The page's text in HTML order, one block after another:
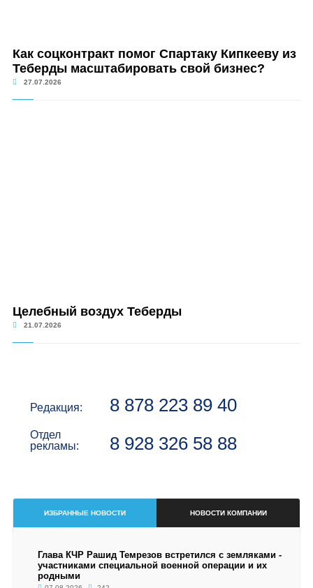
Как соцконтракт помог Спартаку Кипкееву из
Теберды масштабировать свой бизнес?
27.07.2026
Целебный воздух Теберды
21.07.2026
Редакция: 8 878 223 89 40
Отдел
рекламы:
8 928 326 58 88
ИЗБРАННЫЕ НОВОСТИ НОВОСТИ КОМПАНИИ
Глава КЧР Рашид Темрезов встретился с земляками -
участниками специальной военной операции и их
родными